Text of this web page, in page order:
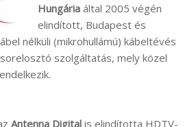
Hungária által 2005 végén
elindított, Budapest és
nélküli (mikrohullámú) kábeltévés
szolgáltatás, mely közel
Antenna Digital is elindította HDTV-